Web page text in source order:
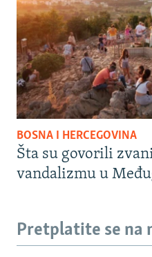
BOSNA I HERCEGOVINA
Šta su govorili
vandalizmu u
Pretplatite se na